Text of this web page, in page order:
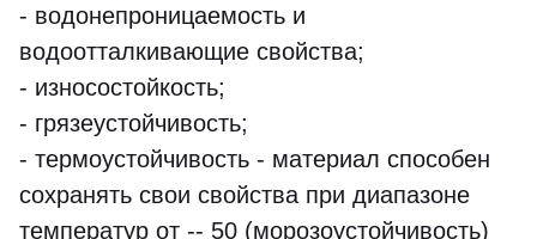
- водонепроницаемость и
водоотталкивающие свойства;
- износостойкость;
- грязеустойчивость;
- термоустойчивость - материал способен
сохранять свои свойства при диапазоне
температур от -- 50 (морозоустойчивость)